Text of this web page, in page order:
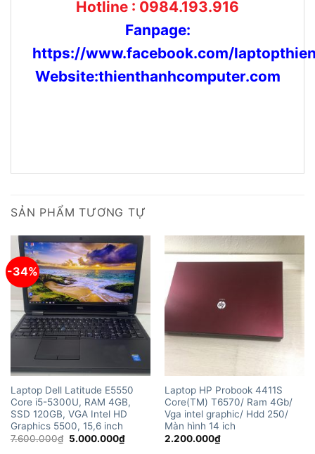
Hotline : 0984.193.916
Fanpage:
https://www.facebook.com/
Website:thienthanhcomputer.com
SẢN PHẨM TƯƠNG TỰ
-34%
Laptop Dell Latitude E5550
Core i5-5300U, RAM 4GB,
SSD 120GB, VGA Intel HD
Graphics 5500, 15,6 inch
7.600.000₫ Giá
5.000.000₫Giá
hiện
Laptop HP Probook 4411S
Core(TM) T6570/ Ram 4Gb/
Vga intel graphic/ Hdd 250/
Màn hình 14 ich
2.200.000₫